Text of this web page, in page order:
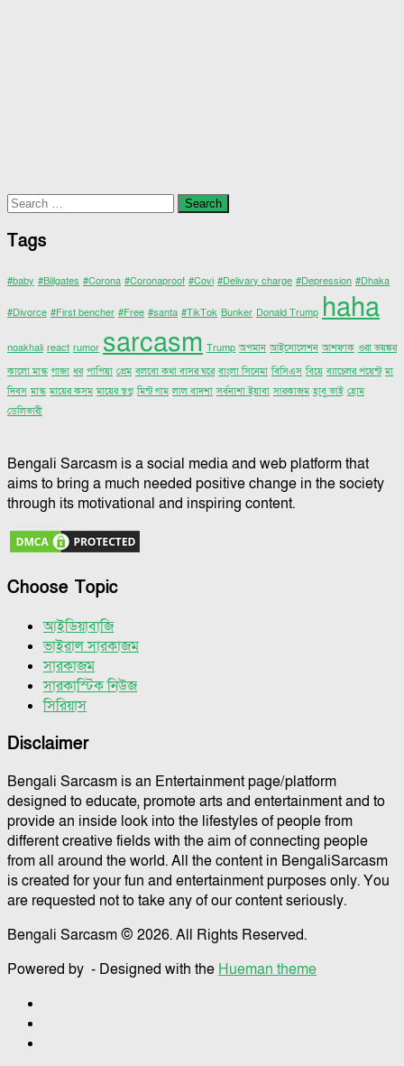
Search
Tags
#baby #Billgates #Corona #Coronaproof #Covi #Delivary charge #Depression #Dhaka
#Divorce #First bencher #Free #santa #TikTok Bunker Donald Trump haha
noakhali react rumor sarcasm Trump অপমান আইসোলেশন আশফাক ওরা ভয়ঙ্কর
কালো মাস্ক গাজা ধর পাপিয়া প্রেম বলবো কথা বাসর ঘরে বাংলা সিনেমা বিসিএস বিয়ে ব্যাচেলর পয়েন্ট মা
দিবস মাস্ক মায়ের কসম মায়ের স্বপ্ন মিন্ট গাম লাল বাদশা সর্বনাশা ইয়াবা সারকাজম হাবু ভাই হোম
ডেলিভারী
Bengali Sarcasm is a social media and web platform that
aims to bring a much needed positive change in the society
through its motivational and inspiring content.
Choose Topic
আইডিয়াবাজি
ভাইরাল সারকাজম
সারকাজম
সারকাস্টিক নিউজ
সিরিয়াস
Disclaimer
Bengali Sarcasm is an Entertainment page/platform
designed to educate, promote arts and entertainment and to
provide an inside look into the lifestyles of people from
different creative fields with the aim of connecting people
from all around the world. All the content in BengaliSarcasm
is created for your fun and entertainment purposes only. You
are requested not to take any of our content seriously.
Bengali Sarcasm © 2026. All Rights Reserved.
Powered by - Designed with the Hueman theme